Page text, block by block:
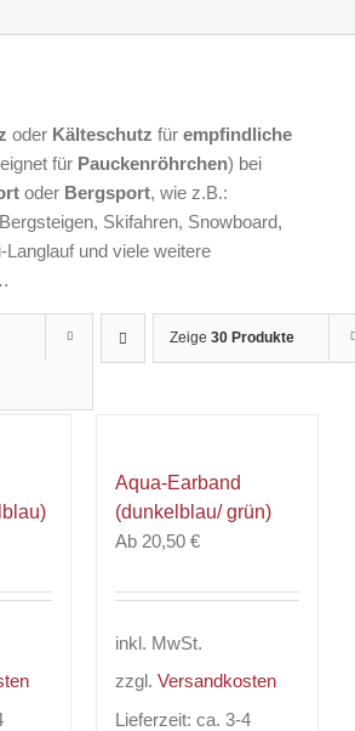
oder Kälteschutz für empfindliche
für Pauckenröhrchen) bei
oder Bergsport, wie z.B.:
Skifahren, Snowboard,
Langlauf und viele weitere
Zeige 30 Produkte
Aqua-Earband
(dunkelblau/ grün)
Ab 20,50 €
inkl. MwSt.
zzgl. Versandkosten
Lieferzeit: ca. 3-4